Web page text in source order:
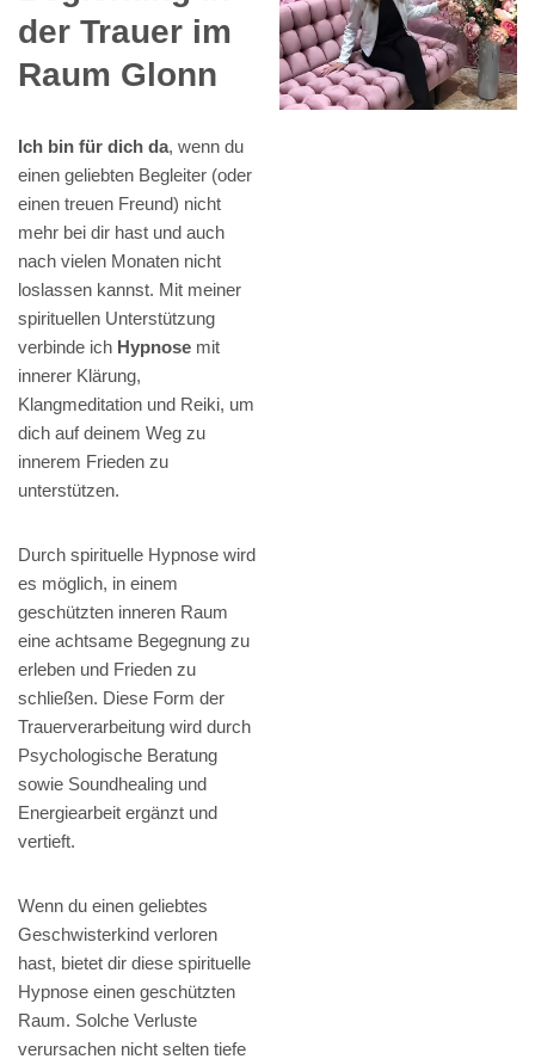
der Trauer im
Raum Glonn
Ich bin für dich da, wenn du
einen geliebten Begleiter (oder
einen treuen Freund) nicht
mehr bei dir hast und auch
nach vielen Monaten nicht
loslassen kannst. Mit meiner
spirituellen Unterstützung
verbinde ich Hypnose mit
innerer Klärung,
Klangmeditation und Reiki, um
dich auf deinem Weg zu
innerem Frieden zu
unterstützen.
Durch spirituelle Hypnose wird
es möglich, in einem
geschützten inneren Raum
eine achtsame Begegnung zu
erleben und Frieden zu
schließen. Diese Form der
Trauerverarbeitung wird durch
Psychologische Beratung
sowie Soundhealing und
Energiearbeit ergänzt und
vertieft.
Wenn du einen geliebtes
Geschwisterkind verloren
hast, bietet dir diese spirituelle
Hypnose einen geschützten
Raum. Solche Verluste
verursachen nicht selten tiefe